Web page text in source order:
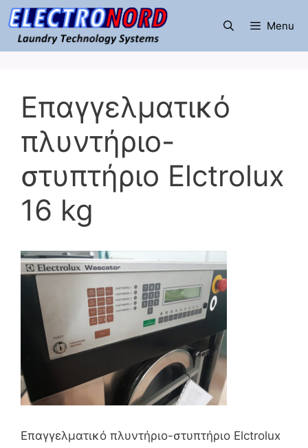
Μετάβαση
σε
περιεχόμενο
Menu
Επαγγελματικό
πλυντήριο-
στυπτήριο Elctrolux
16 kg
Επαγγελματικό πλυντήριο-στυπτήριο Elctrolux